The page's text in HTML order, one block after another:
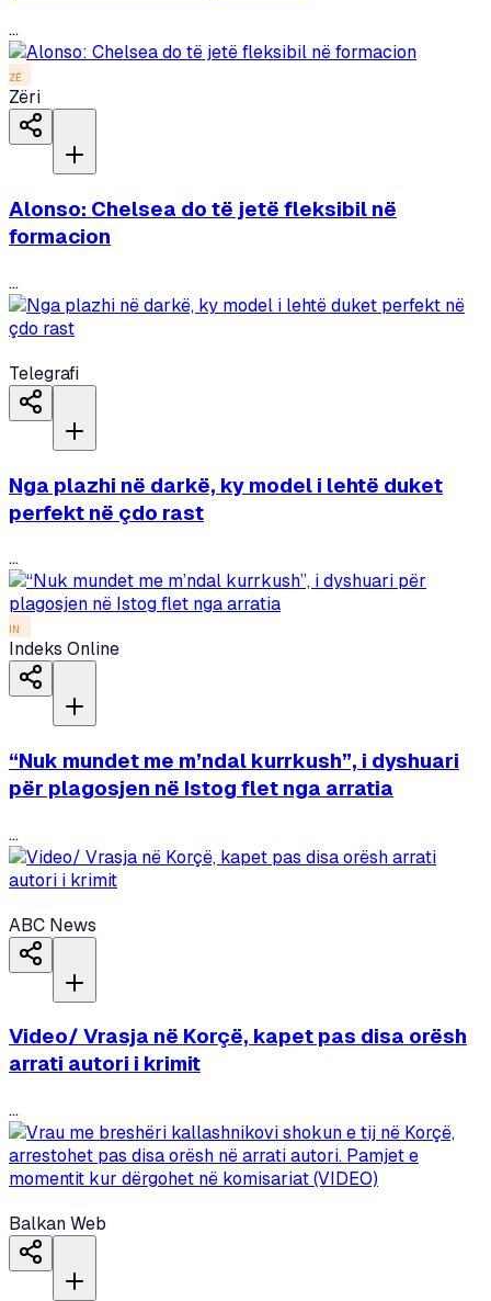
...
ZË
Zëri
Alonso: Chelsea do të jetë fleksibil në
formacion
...
Telegrafi
Nga plazhi në darkë, ky model i lehtë duket
perfekt në çdo rast
...
IN
Indeks Online
“Nuk mundet me m’ndal kurrkush”, i dyshuari
për plagosjen në Istog flet nga arratia
...
ABC News
Video/ Vrasja në Korçë, kapet pas disa orësh
arrati autori i krimit
...
Balkan Web